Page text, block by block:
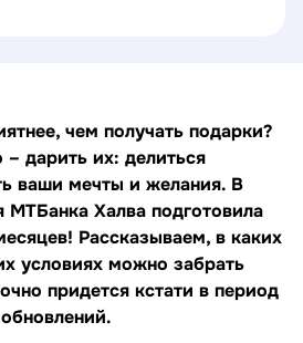
чем получать подарки?
дарить их: делиться
ваши мечты и желания. В
МТБанка Халва подготовила
Рассказываем, в каких
условиях можно забрать
придется кстати в период